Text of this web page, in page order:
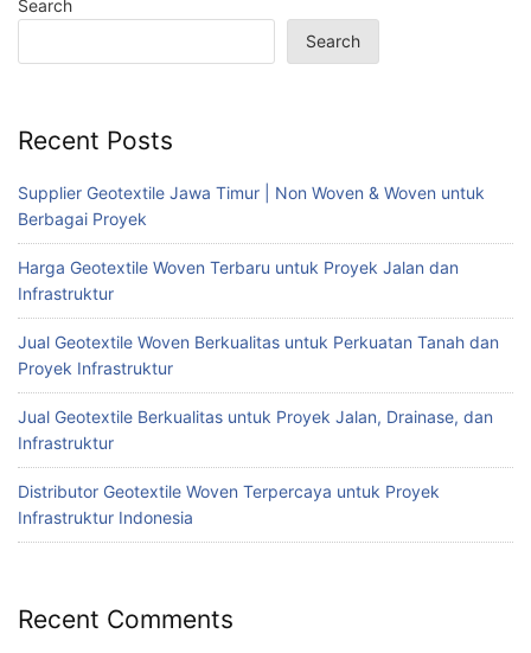
Search
Search
Recent Posts
Supplier Geotextile Jawa Timur | Non Woven & Woven untuk
Berbagai Proyek
Harga Geotextile Woven Terbaru untuk Proyek Jalan dan
Infrastruktur
Jual Geotextile Woven Berkualitas untuk Perkuatan Tanah dan
Proyek Infrastruktur
Jual Geotextile Berkualitas untuk Proyek Jalan, Drainase, dan
Infrastruktur
Distributor Geotextile Woven Terpercaya untuk Proyek
Infrastruktur Indonesia
Recent Comments